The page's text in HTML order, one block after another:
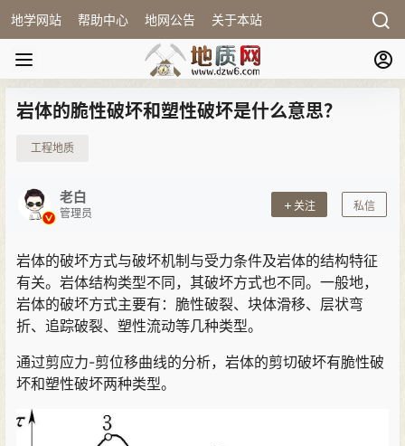
地学网站 帮助中心 地网公告 关于本站
岩体的脆性破坏和塑性破坏是什么意思？
工程地质
老白
管理员
关注 私信
岩体的破坏方式与破坏机制与受力条件及岩体的结构特征
有关。岩体结构类型不同，其破坏方式也不同。一般地，
岩体的破坏方式主要有：脆性破裂、块体滑移、层状弯
折、追踪破裂、塑性流动等几种类型。
通过剪应力-剪位移曲线的分析，岩体的剪切破坏有脆性破
坏和塑性破坏两种类型。